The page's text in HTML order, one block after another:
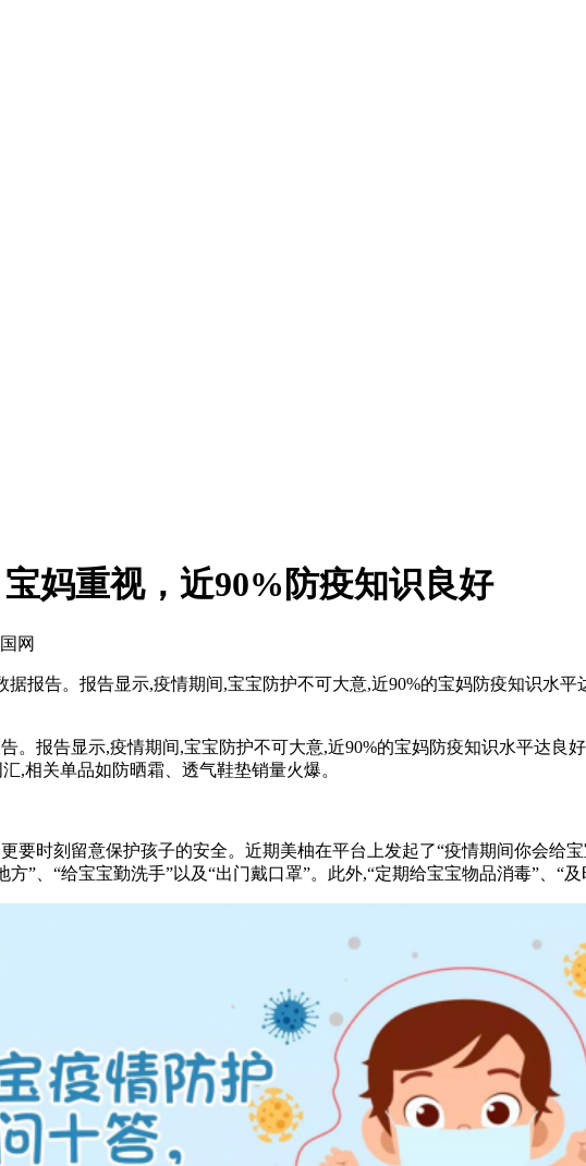
妈重视，近90%防疫知识良好
网
告。报告显示,疫情期间,宝宝防护不可大意,近90%的宝妈防疫知识水平
报告显示,疫情期间,宝宝防护不可大意,近90%的宝妈防疫知识水平达良
,相关单品如防晒霜、透气鞋垫销量火爆。
时刻留意保护孩子的安全。近期美柚在平台上发起了“疫情期间你会给
”、“给宝宝勤洗手”以及“出门戴口罩”。此外,“定期给宝宝物品消毒”、“